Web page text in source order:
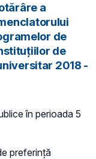
a
de
de
2018 -
în perioada 5
preferință